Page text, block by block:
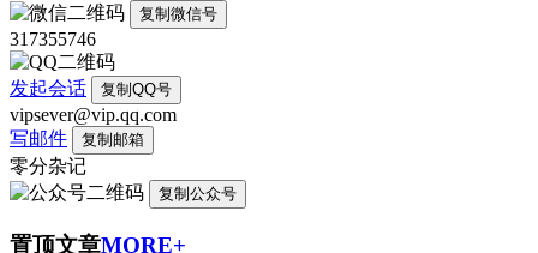
复制微信号
317355746
发起会话 复制QQ号
vipsever@vip.qq.com
写邮件
复制邮箱
零分杂记
复制公众号
置顶文章MORE+